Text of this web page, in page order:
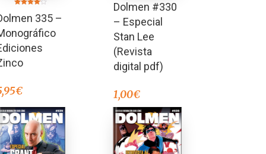
en
4.08
335 –
€
Dolmen #330
– Especial
Stan Lee
(Revista
digital pdf)
1,00€